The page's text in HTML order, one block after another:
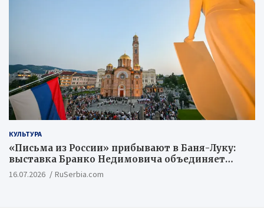
КУЛЬТУРА
«Письма из России» прибывают в Баня-Луку:
выставка Бранко Недимовича объединяет
шестерых художников из Российской
Федерации
16.07.2026 RuSerbia.com